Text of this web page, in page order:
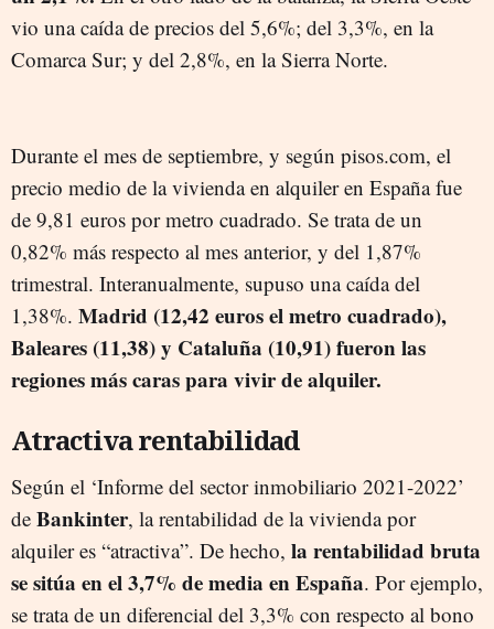
vio una caída de precios del 5,6%; del 3,3%, en la
Comarca Sur; y del 2,8%, en la Sierra Norte.
Durante el mes de septiembre, y según pisos.com, el
precio medio de la vivienda en alquiler en España fue
de 9,81 euros por metro cuadrado. Se trata de un
0,82% más respecto al mes anterior, y del 1,87%
trimestral. Interanualmente, supuso una caída del
1,38%. Madrid (12,42 euros el metro cuadrado),
Baleares (11,38) y Cataluña (10,91) fueron las
regiones más caras para vivir de alquiler.
Atractiva rentabilidad
Según el ‘Informe del sector inmobiliario 2021-2022’
de Bankinter, la rentabilidad de la vivienda por
alquiler es “atractiva”. De hecho, la rentabilidad bruta
se sitúa en el 3,7% de media en España. Por ejemplo,
se trata de un diferencial del 3,3% con respecto al bono